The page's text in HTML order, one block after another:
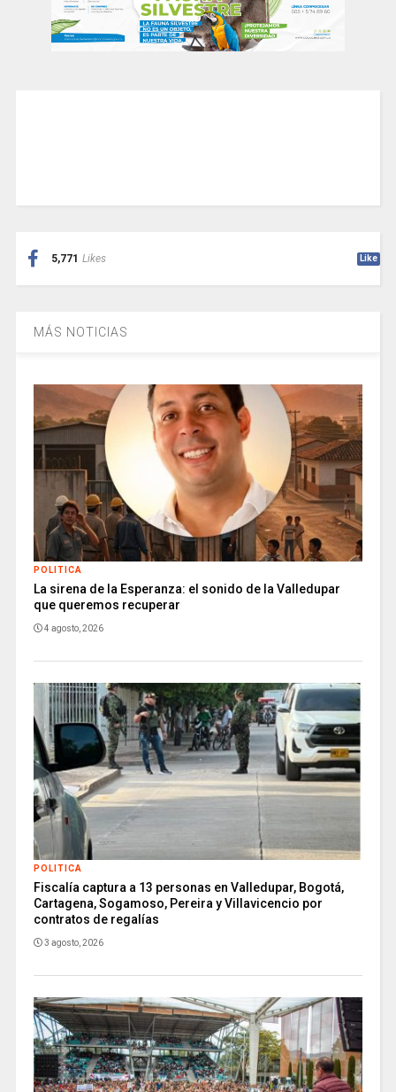
5,771 Likes Like
MÁS NOTICIAS
POLITICA
La sirena de la Esperanza: el sonido de la Valledupar
que queremos recuperar
4 agosto, 2026
POLITICA
Fiscalía captura a 13 personas en Valledupar, Bogotá,
Cartagena, Sogamoso, Pereira y Villavicencio por
contratos de regalías
3 agosto, 2026